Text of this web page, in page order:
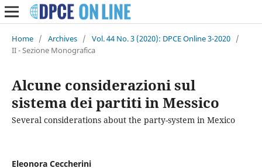
Home / Archives / Vol. 44 No. 3 (2020): DPCE Online 3-2020 /
II - Sezione Monografica
Alcune considerazioni sul
sistema dei partiti in Messico
Several considerations about the party-system in Mexico
Eleonora Ceccherini